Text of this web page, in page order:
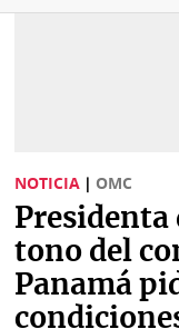
Sociedad
Política
NOTICIA | OMC
Presidenta
tono del
Panamá